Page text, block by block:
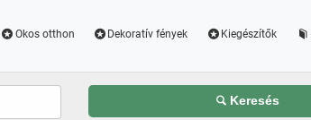
Okos otthon Dekoratív fények Kiegészítők
Keresés